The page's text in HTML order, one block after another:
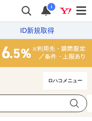
i
ID新規取得
ロハコメニュー